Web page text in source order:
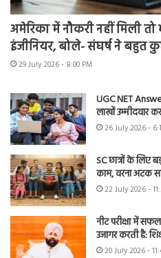
अमेरिका में नौकरी नहीं मिली
इंजीनियर, बोले- संघर्ष ने बहुत
29 July 2026 - 8:00 PM
UGC NET
लाखों उम्मीदवार
26 July 2026 -
SC छात्रों के
काम, वरना अटक
22 July 2026 -
नीट परीक्षा में
उजागर करती है:
20 July 2026 -